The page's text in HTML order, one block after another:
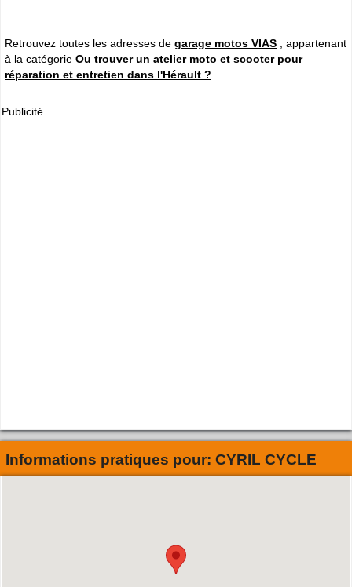
Retrouvez toutes les adresses de garage motos VIAS , appartenant
à la catégorie Ou trouver un atelier moto et scooter pour
réparation et entretien dans l'Hérault ?
Publicité
Informations pratiques pour: CYRIL CYCLE